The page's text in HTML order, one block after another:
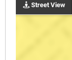
Street View